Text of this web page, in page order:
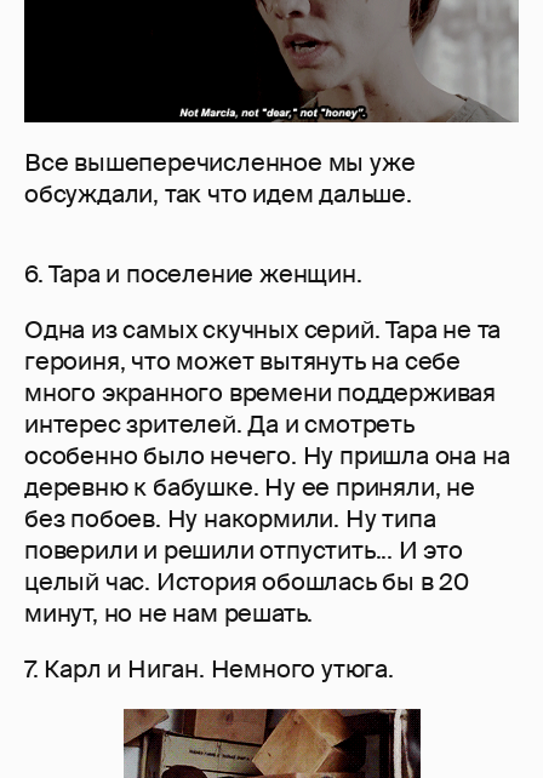
Все вышеперечисленное мы уже
обсуждали, так что идем дальше.
6. Тара и поселение женщин.
Одна из самых скучных серий. Тара не та
героиня, что может вытянуть на себе
много экранного времени поддерживая
интерес зрителей. Да и смотреть
особенно было нечего. Ну пришла она на
деревню к бабушке. Ну ее приняли, не
без побоев. Ну накормили. Ну типа
поверили и решили отпустить... И это
целый час. История обошлась бы в 20
минут, но не нам решать.
7. Карл и Ниган. Немного утюга.